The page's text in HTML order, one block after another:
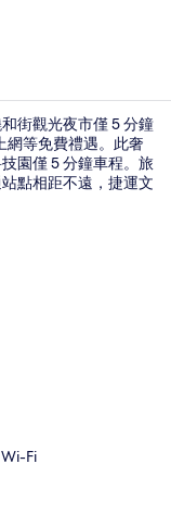
街觀光夜市僅 5 分鐘
網等免費禮遇。此奢
園僅 5 分鐘車程。旅
點相距不遠，捷運文
Fi